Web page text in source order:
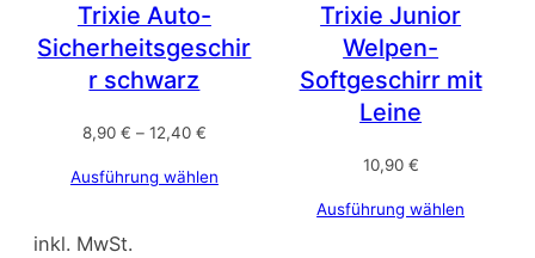
Trixie Auto-
Sicherheitsgeschir
r schwarz
8,90 € – 12,40 €
Ausführung wählen
inkl. MwSt.
Trixie Junior
Welpen-
Softgeschirr mit
Leine
10,90 €
Ausführung wählen